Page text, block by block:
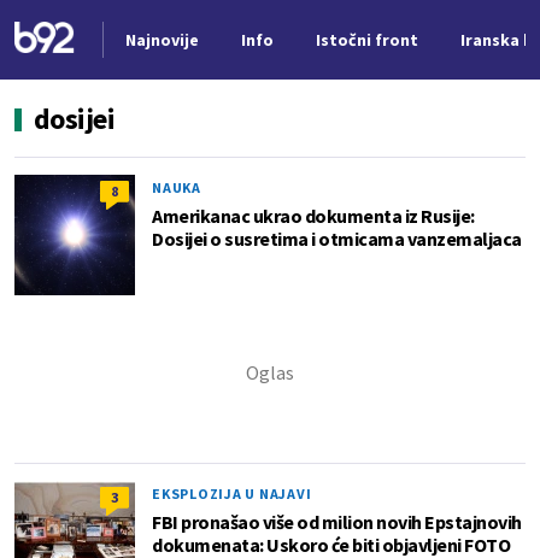
Najnovije Info Istočni front Iranska
dosijei
8 NAUKA
Amerikanac ukrao dokumenta iz Rusije:
Dosijei o susretima i otmicama vanzemaljaca
3 EKSPLOZIJA U NAJAVI
FBI pronašao više od milion novih Epstajnovih
dokumenata: Uskoro će biti objavljeni FOTO